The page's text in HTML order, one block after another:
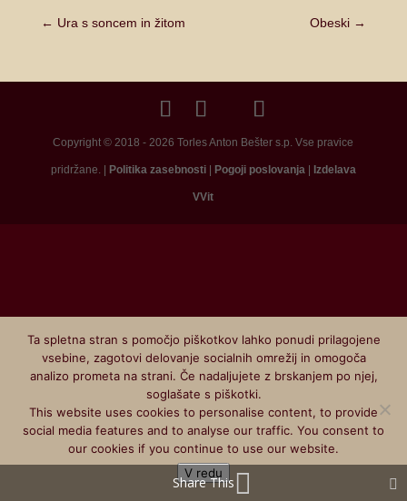
← Ura s soncem in žitom Obeski →
Copyright © 2018 - 2026 Torles Anton Bešter s.p. Vse pravice
pridržane. | Politika zasebnosti| Pogoji poslovanja| Izdelava
VVit
Share This
Ta spletna stran s pomočjo piškotkov lahko ponudi prilagojene
vsebine, zagotovi delovanje socialnih omrežij in omogoča
analizo prometa na strani. Če nadaljujete z brskanjem po njej,
soglašate s piškotki.
This website uses cookies to personalise content, to provide
social media features and to analyse our traffic. You consent to
our cookies if you continue to use our website.
V redu